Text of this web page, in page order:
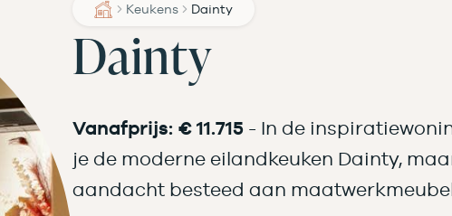
Keukens Dainty
Dainty
Vanafprijs: € 11.715 - In de
je de moderne eilandkeuken Dainty,
aandacht besteed aan